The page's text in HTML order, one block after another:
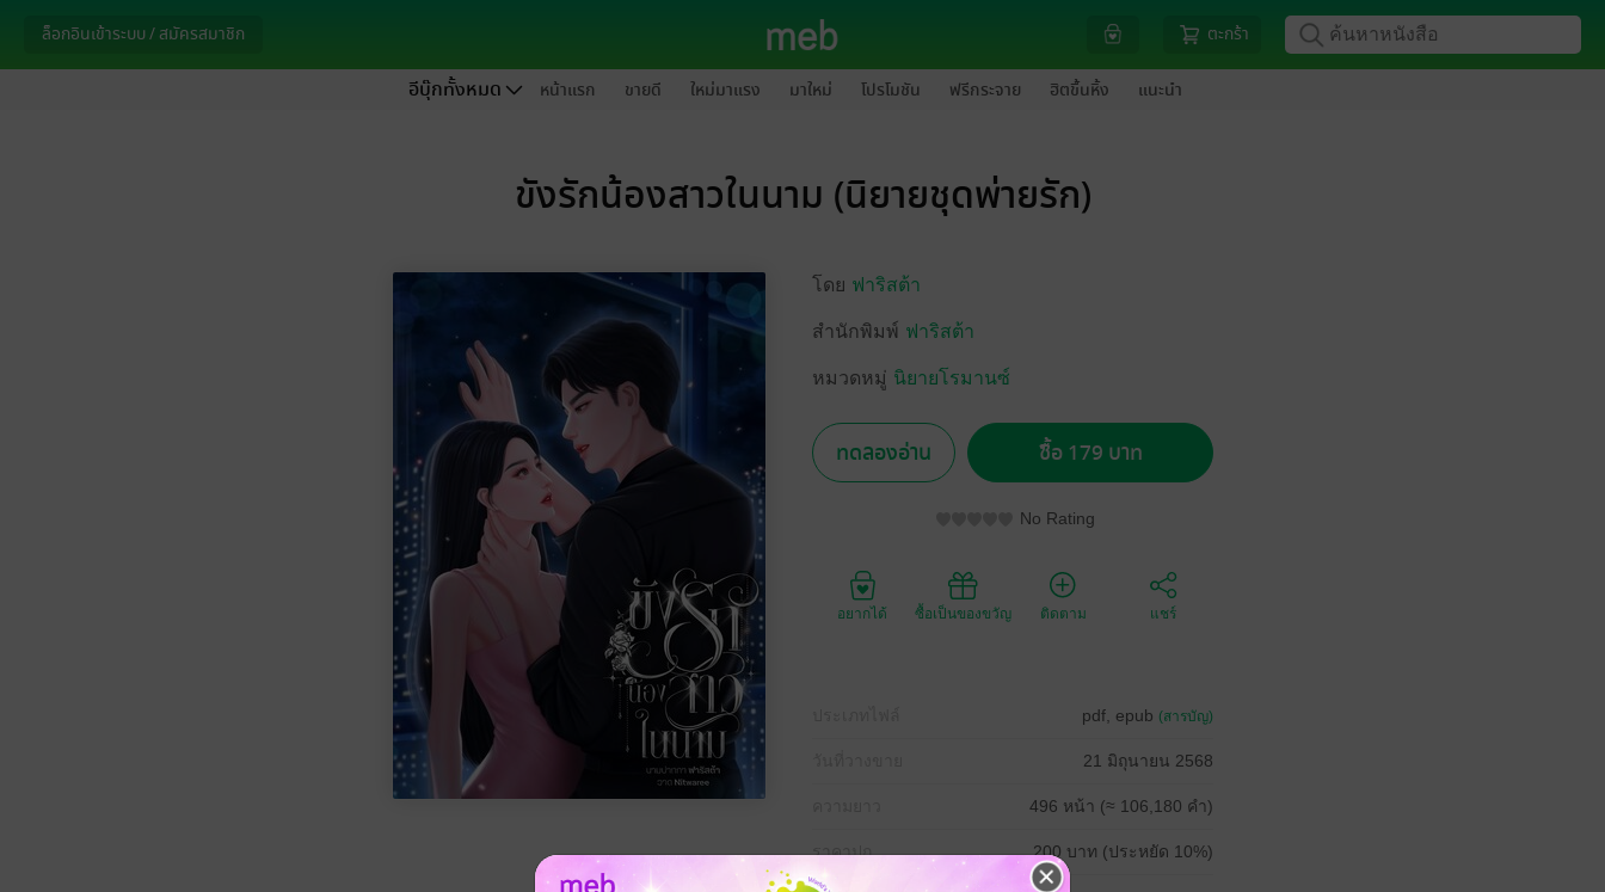
ล็อกอินเข้าระบบ / สมัครสมาชิก ตะกร้า
อีบุ๊กทั้งหมด หน้าแรก ขายดี ใหม่มาแรง มาใหม่ โปรโมชัน ฟรีกระจาย ฮิตขึ้นหิ้ง แนะนำ
ขังรักน้องสาวในนาม (นิยายชุดพ่ายรัก)
โดย ฟาริสต้า
สำนักพิมพ์ ฟาริสต้า
หมวดหมู่ นิยายโรมานซ์
ทดลองอ่าน ซื้อ 179 บาท
No Rating
อยากได้ ซื้อเป็นของขวัญ ติดตาม แชร์
pdf, epub (สารบัญ)
21 มิถุนายน 2568
496 หน้า (≈ 106,180 คำ)
ราคาปก 200 บาท (ประหยัด 10%)